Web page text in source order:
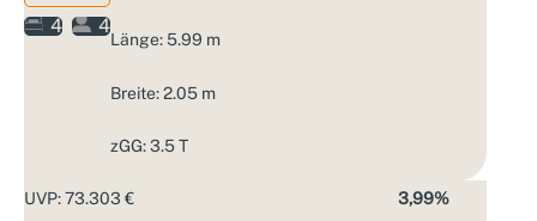
4
4
Länge: 5.99 m
Breite: 2.05 m
zGG: 3.5 T
UVP: 73.303 € 3,99%